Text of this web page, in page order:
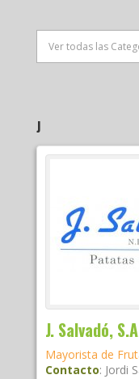
J
J. Salvadó,
Mayorista de
Contacto: Jordi